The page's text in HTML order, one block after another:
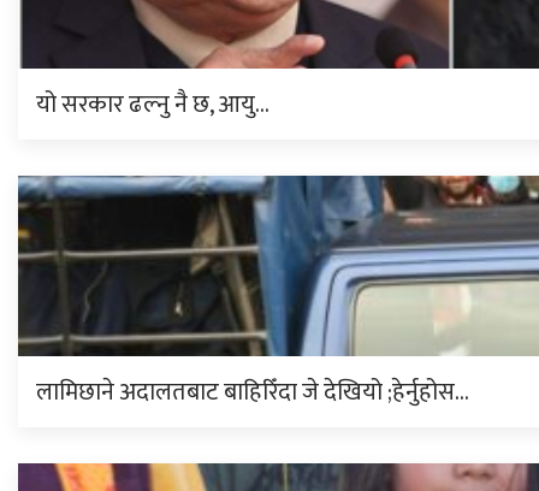
यो सरकार ढल्नु नै छ, आयु…
लामिछाने अदालतबाट बाहिरिँदा जे देखियो ;हेर्नुहोस…